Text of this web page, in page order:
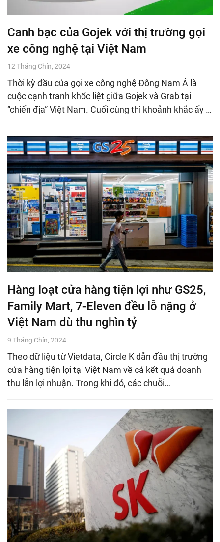
Canh bạc của Gojek với thị trường gọi
xe công nghệ tại Việt Nam
12 Tháng Chín, 2024
Thời kỳ đầu của gọi xe công nghệ Đông Nam Á là
cuộc cạnh tranh khốc liệt giữa Gojek và Grab tại
“chiến địa” Việt Nam. Cuối cùng thì khoảnh khắc ấy …
Hàng loạt cửa hàng tiện lợi như GS25,
Family Mart, 7-Eleven đều lỗ nặng ở
Việt Nam dù thu nghìn tỷ
9 Tháng Chín, 2024
Theo dữ liệu từ Vietdata, Circle K dẫn đầu thị trường
cửa hàng tiện lợi tại Việt Nam về cả kết quả doanh
thu lẫn lợi nhuận. Trong khi đó, các chuỗi…